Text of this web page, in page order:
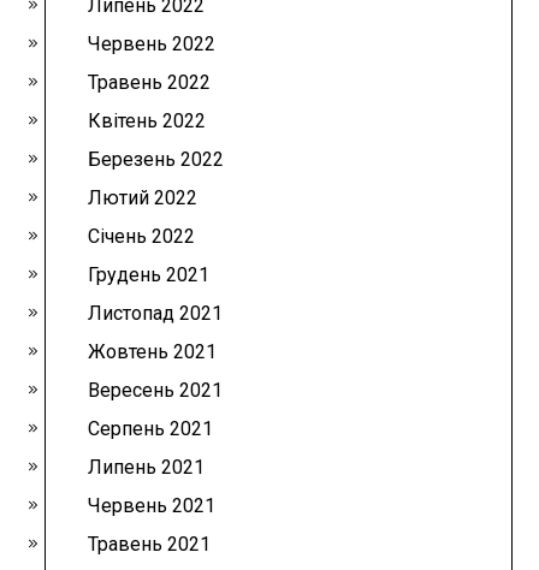
Липень 2022
Червень 2022
Травень 2022
Квітень 2022
Березень 2022
Лютий 2022
Січень 2022
Грудень 2021
Листопад 2021
Жовтень 2021
Вересень 2021
Серпень 2021
Липень 2021
Червень 2021
Травень 2021